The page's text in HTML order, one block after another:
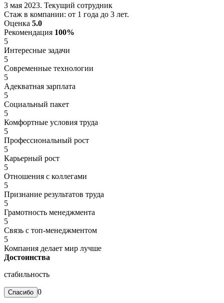
3 мая 2023. Текущий сотрудник
Стаж в компании: от 1 года до 3 лет.
Оценка 5.0
Рекомендация 100%
5
Интересные задачи
5
Современные технологии
5
Адекватная зарплата
5
Социальный пакет
5
Комфортные условия труда
5
Профессиональный рост
5
Карьерный рост
5
Отношения с коллегами
5
Признание результатов труда
5
Грамотность менеджмента
5
Связь с топ-менеджментом
5
Компания делает мир лучше
Достоинства
стабильность
0